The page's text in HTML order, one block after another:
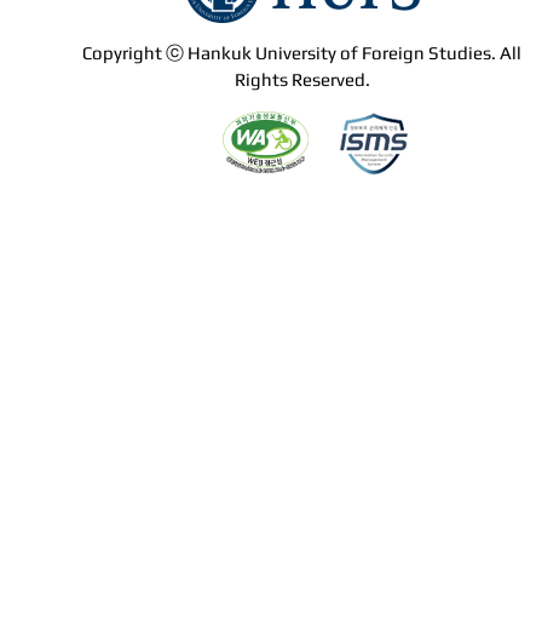
Copyright ⓒ Hankuk University of Foreign Studies. All
Rights Reserved.